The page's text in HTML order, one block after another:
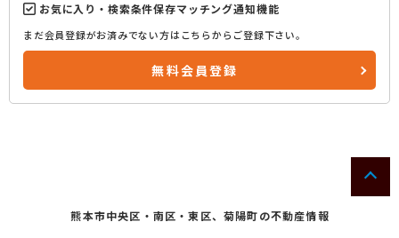
お気に入り・検索条件保存マッチング通知機能
まだ会員登録がお済みでない方はこちらからご登録下さい。
無料会員登録
熊本市中央区・南区・東区、菊陽町の不動産情報